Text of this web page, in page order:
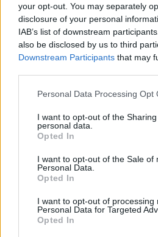
your opt-out. You may separately
disclosure of your personal
IAB’s list of downstream
also be disclosed by us to third
Downstream Participants that may
Personal Data Processing Opt
I want to opt-out of the
personal data.
Opted In
I want to opt-out of the Sale of
Personal Data.
Opted In
I want to opt-out of processing
Personal Data for Targeted
Opted In
ΥΓΕΙΑ
καθαρίζει τον
και ανακουφίζει από